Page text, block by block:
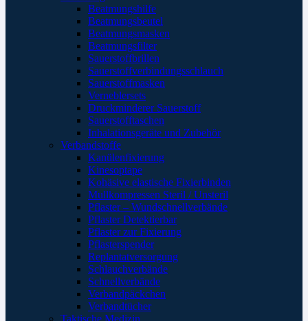
Beatmungshilfe
Beatmungsbeutel
Beatmungsmasken
Beatmungsfilter
Sauerstoffbrillen
Sauerstoffverbindungsschlauch
Sauerstoffmasken
Verneblersets
Druckminderer Sauerstoff
Sauerstofftaschen
Inhalationsgeräte und Zubehör
Verbandstoffe
Kanülenfixierung
Kinesoptape
Kohäsive elastische Fixierbinden
Mullkompressen Steril / Unsteril
Pflaster – Wundschnellverbände
Pflaster Detektierbar
Pflaster zur Fixierung
Pflasterspender
Replantatversorgung
Schlauchverbände
Schnellverbände
Verbandpäckchen
Verbandtücher
Taktische Medizin